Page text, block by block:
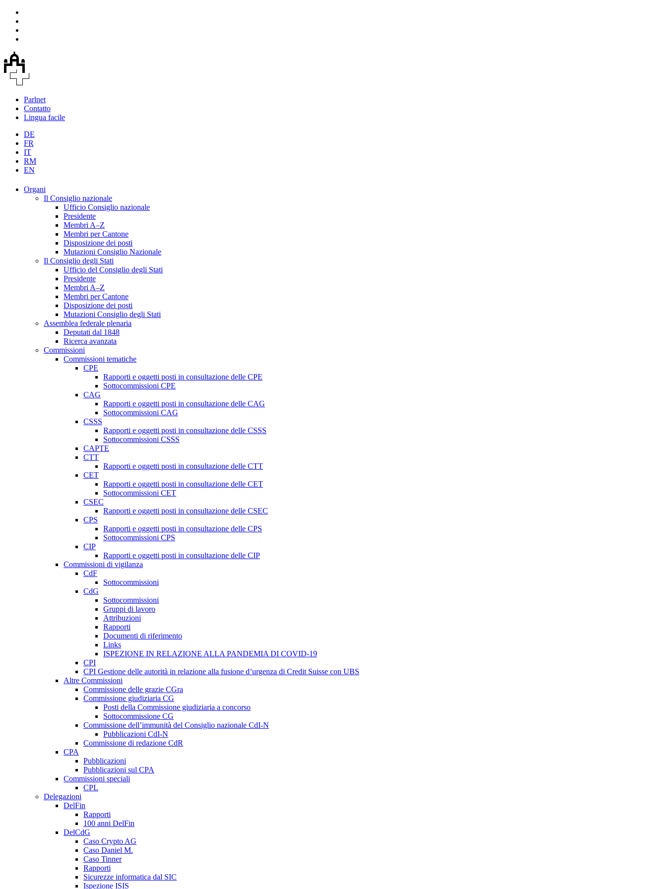
Parlnet
Contatto
Lingua facile
DE
FR
IT
RM
EN
Organi
Il Consiglio nazionale
Ufficio Consiglio nazionale
Presidente
Membri A–Z
Membri per Cantone
Disposizione dei posti
Mutazioni Consiglio Nazionale
Il Consiglio degli Stati
Ufficio del Consiglio degli Stati
Presidente
Membri A–Z
Membri per Cantone
Disposizione dei posti
Mutazioni Consiglio degli Stati
Assemblea federale plenaria
Deputati dal 1848
Ricerca avanzata
Commissioni
Commissioni tematiche
CPE
Rapporti e oggetti posti in consultazione delle CPE
Sottocommissioni CPE
CAG
Rapporti e oggetti posti in consultazione delle CAG
Sottocommissioni CAG
CSSS
Rapporti e oggetti posti in consultazione delle CSSS
Sottocommissioni CSSS
CAPTE
CTT
Rapporti e oggetti posti in consultazione delle CTT
CET
Rapporti e oggetti posti in consultazione delle CET
Sottocommissioni CET
CSEC
Rapporti e oggetti posti in consultazione delle CSEC
CPS
Rapporti e oggetti posti in consultazione delle CPS
Sottocommissioni CPS
CIP
Rapporti e oggetti posti in consultazione delle CIP
Commissioni di vigilanza
CdF
Sottocommissioni
CdG
Sottocommissioni
Gruppi di lavoro
Attribuzioni
Rapporti
Documenti di riferimento
Links
ISPEZIONE IN RELAZIONE ALLA PANDEMIA DI COVID-19
CPI
CPI Gestione delle autorità in relazione alla fusione d’urgenza di Credit Suisse con UBS
Altre Commissioni
Commissione delle grazie CGra
Commissione giudiziaria CG
Posti della Commissione giudiziaria a concorso
Sottocommissione CG
Commissione dell’immunità del Consiglio nazionale CdI-N
Pubblicazioni CdI-N
Commissione di redazione CdR
CPA
Pubblicazioni
Pubblicazioni sul CPA
Commissioni speciali
CPL
Delegazioni
DelFin
Rapporti
100 anni DelFin
DelCdG
Caso Crypto AG
Caso Daniel M.
Caso Tinner
Rapporti
Sicurezze informatica dal SIC
Ispezione ISIS